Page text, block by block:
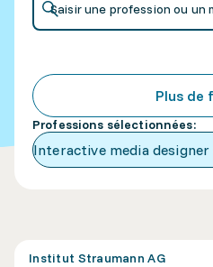
Saisir une profession ou un
Plus de
Professions sélectionnées:
Interactive media designer
Institut Straumann AG